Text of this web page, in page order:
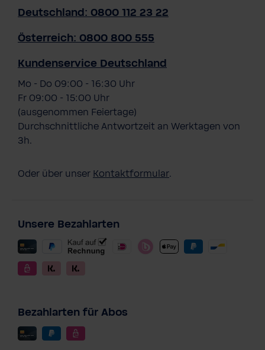
Deutschland: 0800 112 23 22
Österreich: 0800 800 555
Kundenservice Deutschland
Mo - Do 09:00 - 16:30 Uhr
Fr 09:00 - 15:00 Uhr
(ausgenommen Feiertage)
Durchschnittliche Antwortzeit an Werktagen von
3h.
Oder über unser Kontaktformular.
Unsere Bezahlarten
Bezahlarten für Abos